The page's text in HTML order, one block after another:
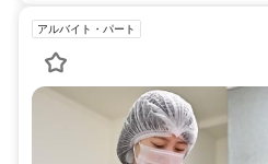
アルバイト・パート